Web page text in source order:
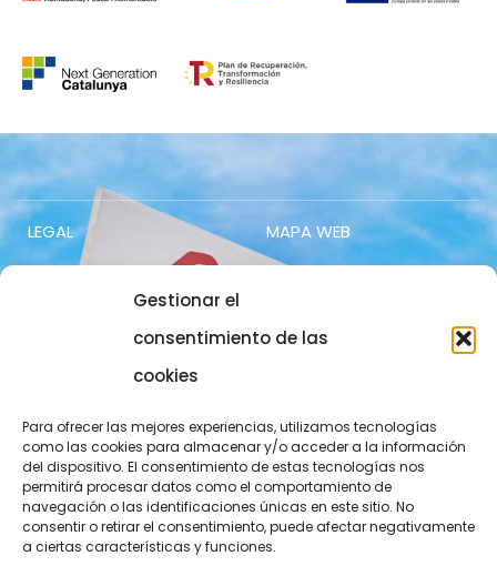
Gestionar el
consentimiento de las
cookies
Para ofrecer las mejores experiencias, utilizamos tecnologías
como las cookies para almacenar y/o acceder a la información
del dispositivo. El consentimiento de estas tecnologías nos
permitirá procesar datos como el comportamiento de
navegación o las identificaciones únicas en este sitio. No
consentir o retirar el consentimiento, puede afectar negativamente
a ciertas características y funciones.
LEGAL
Política de cookies
MAPA WEB
actel@actel.es
Ctra. Vall d'Aran, km. 3
25196 Lleida
COMUNICACIÓN
comunicacio@actel.es
Canal de denuncias